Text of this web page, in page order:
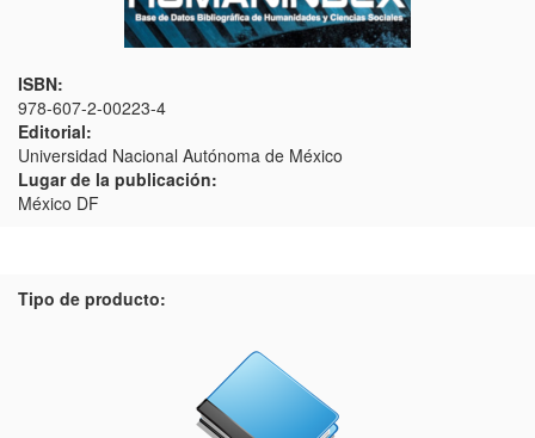
ISBN:
978-607-2-00223-4
Editorial:
Universidad Nacional Autónoma de México
Lugar de la publicación:
México DF
Tipo de producto: